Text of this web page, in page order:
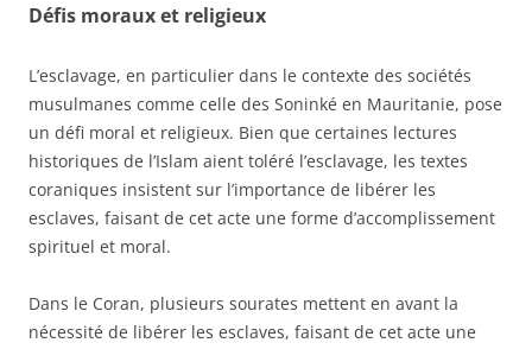
Défis moraux et religieux
L’esclavage, en particulier dans le contexte des sociétés
musulmanes comme celle des Soninké en Mauritanie, pose
un défi moral et religieux. Bien que certaines lectures
historiques de l’Islam aient toléré l’esclavage, les textes
coraniques insistent sur l’importance de libérer les
esclaves, faisant de cet acte une forme d’accomplissement
spirituel et moral.
Dans le Coran, plusieurs sourates mettent en avant la
nécessité de libérer les esclaves, faisant de cet acte une